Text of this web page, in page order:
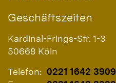
Geschäftszeiten
Kardinal-Frings-Str. 1-3
50668 Köln
Telefon: 0221 1642 3909